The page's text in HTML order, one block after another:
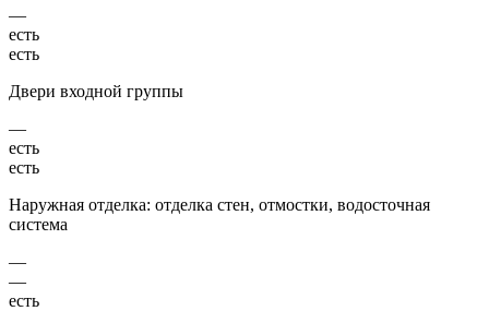
—
есть
есть
Двери входной группы
—
есть
есть
Наружная отделка: отделка стен, отмостки, водосточная
система
—
—
есть